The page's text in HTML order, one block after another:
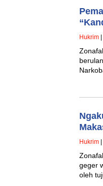
Hukrim
Hukrim
geger
oleh